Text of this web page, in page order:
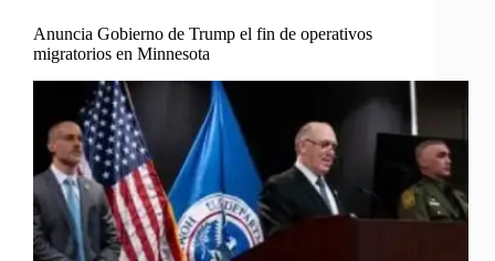
Anuncia Gobierno de Trump el fin de operativos
migratorios en Minnesota